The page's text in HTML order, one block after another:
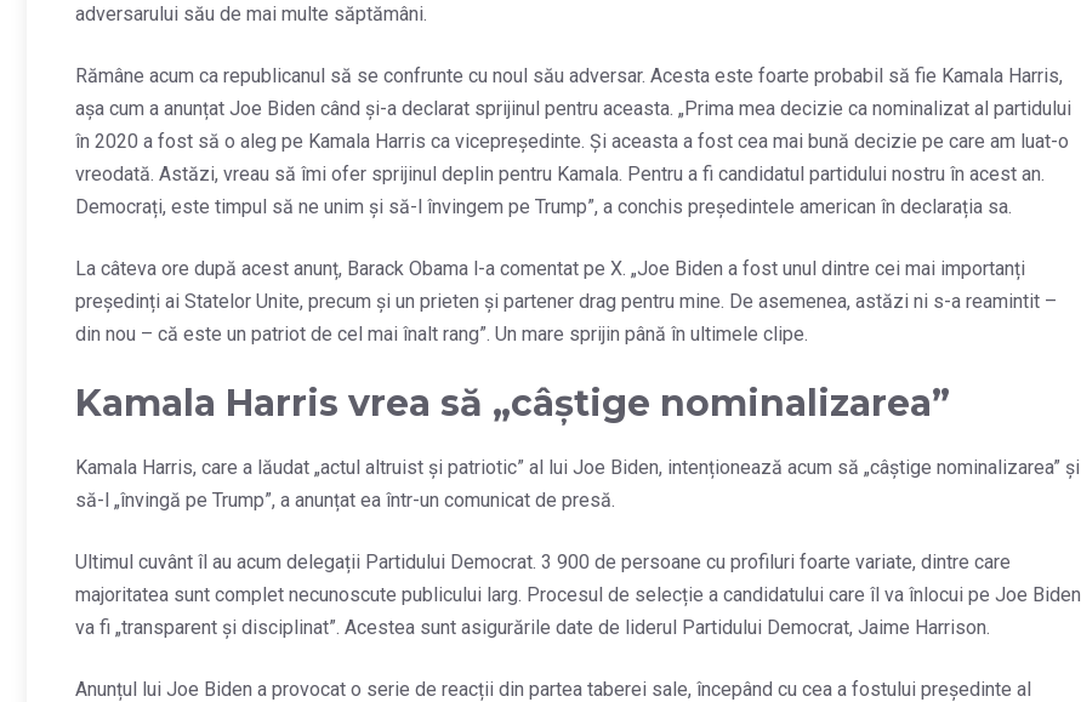
adversarului său de mai multe săptămâni.
Rămâne acum ca republicanul să se confrunte cu noul său adversar. Acesta este foarte probabil să fie Kamala Harris,
așa cum a anunțat Joe Biden când și-a declarat sprijinul pentru aceasta. „Prima mea decizie ca nominalizat al partidului
în 2020 a fost să o aleg pe Kamala Harris ca vicepreședinte. Și aceasta a fost cea mai bună decizie pe care am luat-o
vreodată. Astăzi, vreau să îmi ofer sprijinul deplin pentru Kamala. Pentru a fi candidatul partidului nostru în acest an.
Democrați, este timpul să ne unim și să-l învingem pe Trump”, a conchis președintele american în declarația sa.
La câteva ore după acest anunț, Barack Obama l-a comentat pe X. „Joe Biden a fost unul dintre cei mai importanți
președinți ai Statelor Unite, precum și un prieten și partener drag pentru mine. De asemenea, astăzi ni s-a reamintit –
din nou – că este un patriot de cel mai înalt rang”. Un mare sprijin până în ultimele clipe.
Kamala Harris vrea să „câștige nominalizarea”
Kamala Harris, care a lăudat „actul altruist și patriotic” al lui Joe Biden, intenționează acum să „câștige nominalizarea” și
să-l „învingă pe Trump”, a anunțat ea într-un comunicat de presă.
Ultimul cuvânt îl au acum delegații Partidului Democrat. 3 900 de persoane cu profiluri foarte variate, dintre care
majoritatea sunt complet necunoscute publicului larg. Procesul de selecție a candidatului care îl va înlocui pe Joe Biden
va fi „transparent și disciplinat”. Acestea sunt asigurările date de liderul Partidului Democrat, Jaime Harrison.
Anunțul lui Joe Biden a provocat o serie de reacții din partea taberei sale, începând cu cea a fostului președinte al